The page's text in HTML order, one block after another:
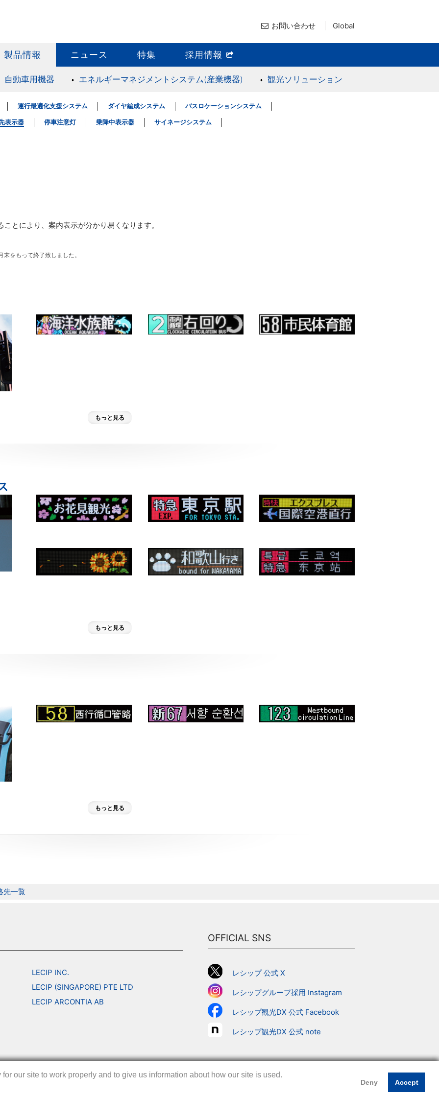
お問い合わせ Global
製品情報 ニュース 特集 採用情報
自動車用機器 エネルギーマネジメントシステム(産業機器) 観光ソリューション
運行最適化支援システム ダイヤ編成システム バスロケーションシステム
表示器 停車注意灯 乗降中表示器 サイネージシステム
とにより、案内表示が分かり易くなります。
をもって終了致しました。
もっと見る
もっと見る
もっと見る
先一覧
LECIP INC.
LECIP (SINGAPORE) PTE LTD
LECIP ARCONTIA AB
OFFICIAL SNS
レシップ 公式 X
レシップグループ採用 Instagram
レシップ観光DX 公式 Facebook
レシップ観光DX 公式 note
our site to work properly and to give us information about how our site is used.
Deny Accept
our site to work properly and to give us information about how our site is used.
Deny Accept
our site to work properly and to give us information about how our site is used.
Deny Accept